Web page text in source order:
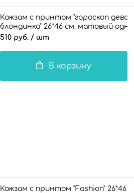
Кожзам с принтом "гороскоп дева /
блондинка" 26*46 см. матовый
510 руб. / шт
В корзину
Кожзам с принтом "Fashion" 26*46